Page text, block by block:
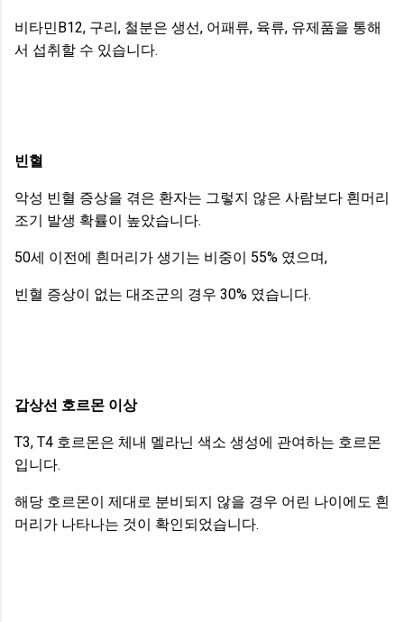
비타민B12, 구리, 철분은 생선, 어패류, 육류, 유제품을 통해
서 섭취할 수 있습니다.
빈혈
악성 빈혈 증상을 겪은 환자는 그렇지 않은 사람보다 흰머리
조기 발생 확률이 높았습니다.
50세 이전에 흰머리가 생기는 비중이 55% 였으며,
빈혈 증상이 없는 대조군의 경우 30% 였습니다.
갑상선 호르몬 이상
T3, T4 호르몬은 체내 멜라닌 색소 생성에 관여하는 호르몬
입니다.
해당 호르몬이 제대로 분비되지 않을 경우 어린 나이에도 흰
머리가 나타나는 것이 확인되었습니다.